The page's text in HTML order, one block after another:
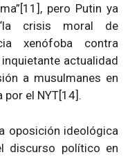
pero Putin ya
crisis moral de
xenófoba contra
actualidad
a musulmanes en
por el NYT[14].
oposición ideológica
discurso político en